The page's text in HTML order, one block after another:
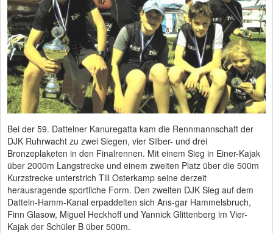
Bei der 59. Dattelner Kanuregatta kam die Rennmannschaft der
DJK Ruhrwacht zu zwei Siegen, vier Silber- und drei
Bronzeplaketen in den Finalrennen. Mit einem Sieg in Einer-Kajak
über 2000m Langstrecke und einem zweiten Platz über die 500m
Kurzstrecke unterstrich Till Osterkamp seine derzeit
herausragende sportliche Form. Den zweiten DJK Sieg auf dem
Datteln-Hamm-Kanal erpaddelten sich Ans-gar Hammelsbruch,
Finn Glasow, Miguel Heckhoff und Yannick Glittenberg im Vier-
Kajak der Schüler B über 500m.